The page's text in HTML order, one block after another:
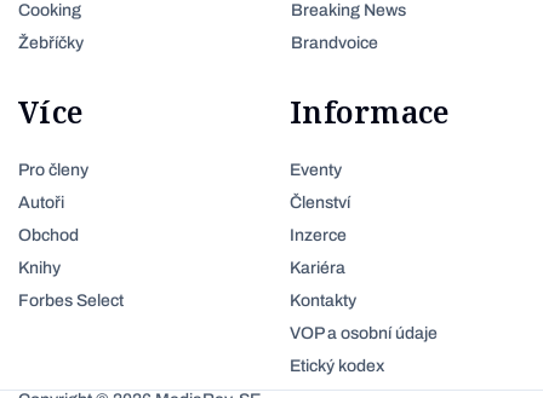
Cooking
Žebříčky
Breaking News
Brandvoice
Více
Pro členy
Autoři
Obchod
Knihy
Forbes Select
Informace
Eventy
Členství
Inzerce
Kariéra
Kontakty
VOP a osobní údaje
Etický kodex